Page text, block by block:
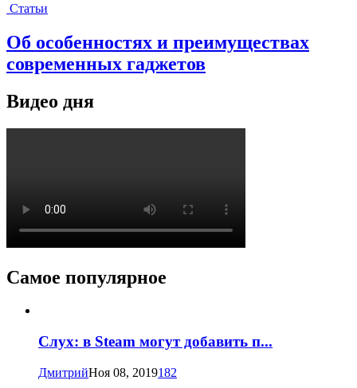
Статьи
Об особенностях и преимуществах
современных гаджетов
Видео дня
Самое популярное
Слух: в Steam могут добавить п...
ДмитрийНоя 08, 2019182